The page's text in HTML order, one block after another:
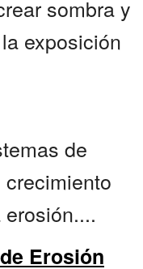
sombra y
exposición
de
Erosión